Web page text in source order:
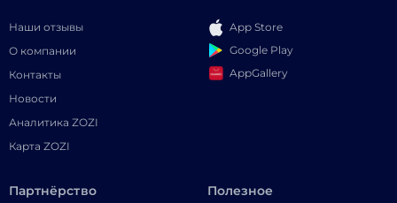
Наши отзывы
О компании
Контакты
Новости
Аналитика ZOZI
Карта ZOZI
App Store
Google Play
AppGallery
Партнёрство Полезное